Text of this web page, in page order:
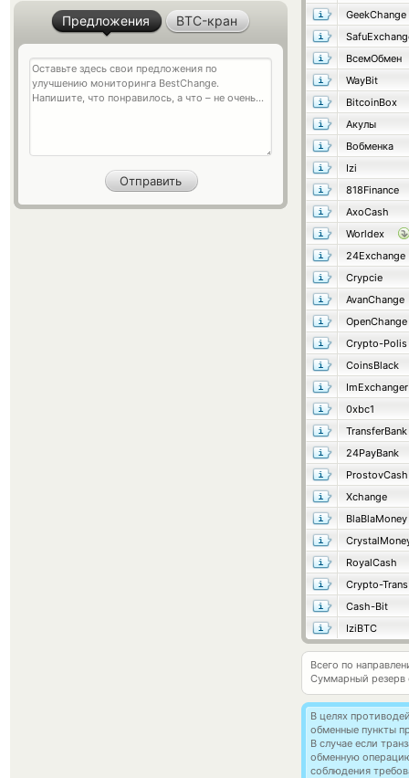
GeekChange
ВсемОбмен
WayBit
BitcoinBox
Акулы
Вобменка
Izi
818Finance
AxoCash
Worldex
24Exchange
Crypcie
AvanChange
OpenChange
Crypto-Polis
CoinsBlack
ImExchanger
0xbc1
TransferBank
24PayBank
ProstovCash
Xchange
BlaBlaMoney
RoyalCash
Crypto-Trans
Cash-Bit
IziBTC
Всего по
Суммарный резерв
В целях
обменные пункты
В случае если
обменную
соблюдения
Предложения BTC-кран